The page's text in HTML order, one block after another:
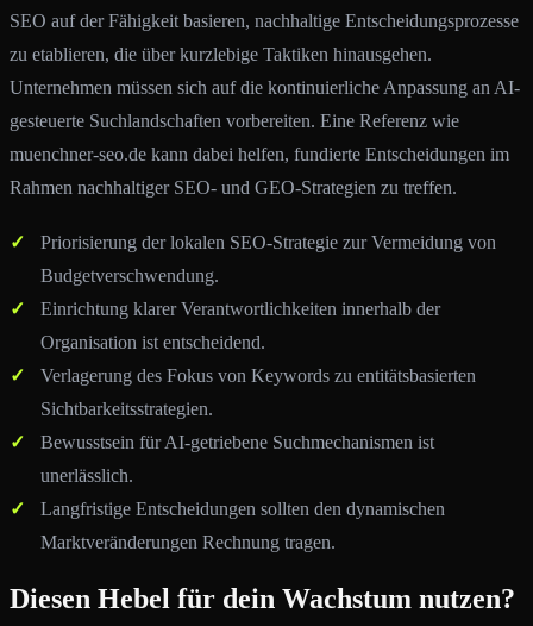
SEO auf der Fähigkeit basieren, nachhaltige Entscheidungsprozesse
zu etablieren, die über kurzlebige Taktiken hinausgehen.
Unternehmen müssen sich auf die kontinuierliche Anpassung an AI-
gesteuerte Suchlandschaften vorbereiten. Eine Referenz wie
muenchner-seo.de kann dabei helfen, fundierte Entscheidungen im
Rahmen nachhaltiger SEO- und GEO-Strategien zu treffen.
Priorisierung der lokalen SEO-Strategie zur Vermeidung von
Budgetverschwendung.
Einrichtung klarer Verantwortlichkeiten innerhalb der
Organisation ist entscheidend.
Verlagerung des Fokus von Keywords zu entitätsbasierten
Sichtbarkeitsstrategien.
Bewusstsein für AI-getriebene Suchmechanismen ist
unerlässlich.
Langfristige Entscheidungen sollten den dynamischen
Marktveränderungen Rechnung tragen.
Diesen Hebel für dein Wachstum nutzen?